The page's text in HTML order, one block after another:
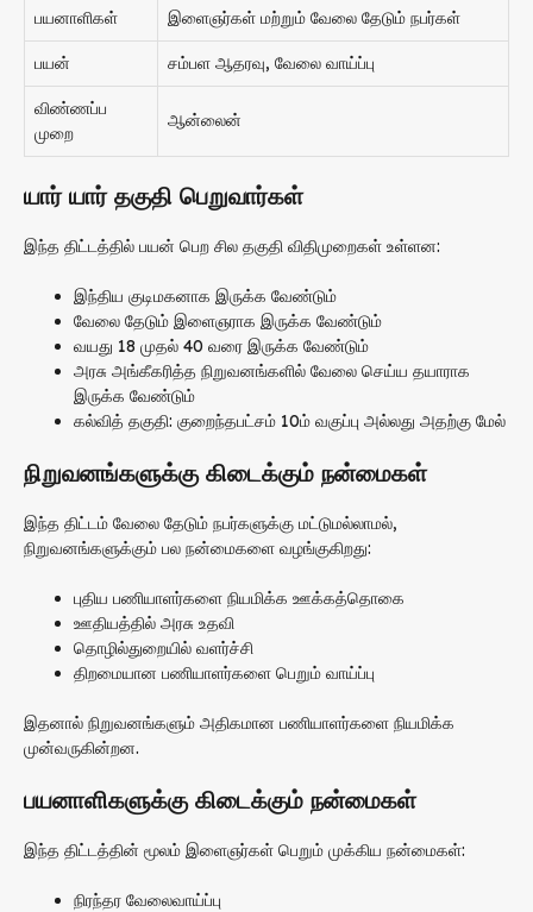
பயனாளிகள் இளைஞர்கள் மற்றும் வேலை தேடும் நபர்கள்
பயன் சம்பள ஆதரவு, வேலை வாய்ப்பு
விண்ணப்ப
முறை
ஆன்லைன்
யார் யார் தகுதி பெறுவார்கள்
இந்த திட்டத்தில் பயன் பெற சில தகுதி விதிமுறைகள் உள்ளன:
இந்திய குடிமகனாக இருக்க வேண்டும்
வேலை தேடும் இளைஞராக இருக்க வேண்டும்
வயது 18 முதல் 40 வரை இருக்க வேண்டும்
அரசு அங்கீகரித்த நிறுவனங்களில் வேலை செய்ய தயாராக
இருக்க வேண்டும்
கல்வித் தகுதி: குறைந்தபட்சம் 10ம் வகுப்பு அல்லது அதற்கு மேல்
நிறுவனங்களுக்கு கிடைக்கும் நன்மைகள்
இந்த திட்டம் வேலை தேடும் நபர்களுக்கு மட்டுமல்லாமல்,
நிறுவனங்களுக்கும் பல நன்மைகளை வழங்குகிறது:
புதிய பணியாளர்களை நியமிக்க ஊக்கத்தொகை
ஊதியத்தில் அரசு உதவி
தொழில்துறையில் வளர்ச்சி
திறமையான பணியாளர்களை பெறும் வாய்ப்பு
இதனால் நிறுவனங்களும் அதிகமான பணியாளர்களை நியமிக்க
முன்வருகின்றன.
பயனாளிகளுக்கு கிடைக்கும் நன்மைகள்
இந்த திட்டத்தின் மூலம் இளைஞர்கள் பெறும் முக்கிய நன்மைகள்:
நிரந்தர வேலைவாய்ப்பு